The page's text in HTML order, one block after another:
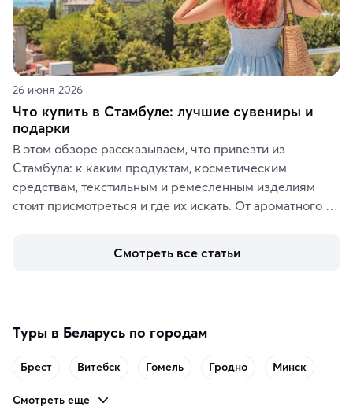
26 июня 2026
Что купить в Стамбуле: лучшие сувениры и
подарки
В этом обзоре рассказываем, что привезти из
Стамбула: к каким продуктам, косметическим
средствам, текстильным и ремесленным изделиям
стоит присмотреться и где их искать. От ароматного
аутентичных лавках — в подарок близким или себе на
Смотреть все статьи
Туры в Беларусь по городам
Брест Витебск Гомель Гродно Минск
Смотреть еще